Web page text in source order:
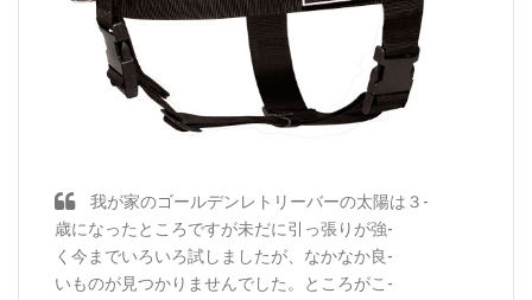
我が家のゴールデンレトリーバーの太陽は３-
歳になったところですが未だに引っ張りが強-
く今までいろいろ試しましたが、なかなか良-
いものが見つかりませんでした。ところがこ-